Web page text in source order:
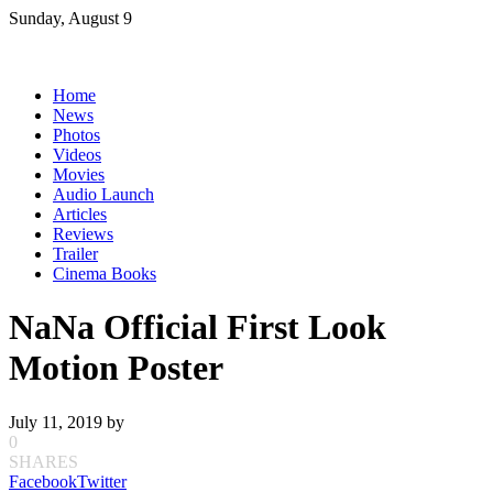
Skip
Sunday, August 9
Home
News
Photos
Videos
Movies
Audio Launch
Articles
Reviews
Trailer
Cinema Books
NaNa Official First Look
Motion Poster
July 11, 2019 by
0
SHARES
FacebookTwitter